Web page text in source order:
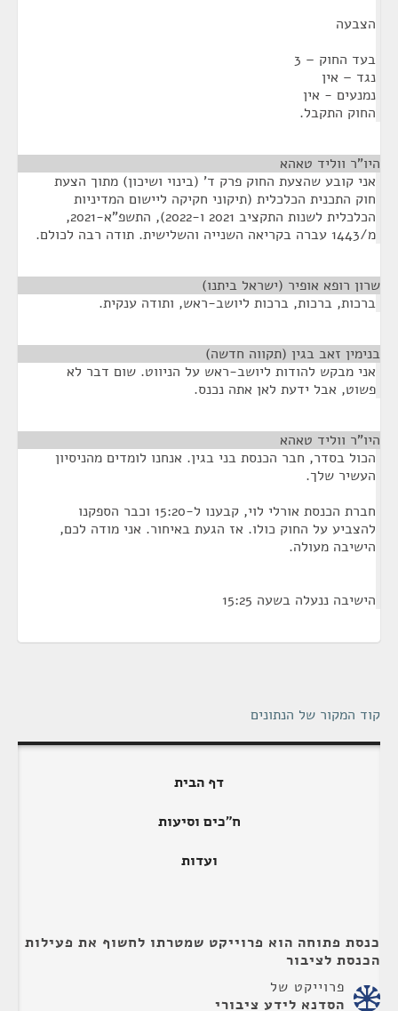
הצבעה
בעד החוק – 3
נגד – אין
נמנעים - אין
החוק התקבל.
היו"ר ווליד טאהא
אני קובע שהצעת החוק פרק ד' (בינוי ושיכון) מתוך הצעת
חוק התכנית הכלכלית (תיקוני חקיקה ליישום המדיניות
הכלכלית לשנות התקציב 2021 ו-2022), התשפ"א-2021,
מ/1443 עברה בקריאה השנייה והשלישית. תודה רבה לכולם.
שרון רופא אופיר (ישראל ביתנו)
ברכות, ברכות, ברכות ליושב-ראש, ותודה ענקית.
בנימין זאב בגין (תקווה חדשה)
אני מבקש להודות ליושב-ראש על הניווט. שום דבר לא
פשוט, אבל ידעת לאן אתה נכנס.
היו"ר ווליד טאהא
הכול בסדר, חבר הכנסת בני בגין. אנחנו לומדים מהניסיון
העשיר שלך.
חברת הכנסת אורלי לוי, קבענו ל-15:20 וכבר הספקנו
להצביע על החוק כולו. אז הגעת באיחור. אני מודה לכם,
הישיבה מעולה.
הישיבה ננעלה בשעה 15:25
קוד המקור של הנתונים
דף הבית
ח"כים וסיעות
ועדות
כנסת פתוחה הוא פרוייקט שמטרתו לחשוף את פעילות
הכנסת לציבור
פרוייקט של
הסדנא לידע ציבורי